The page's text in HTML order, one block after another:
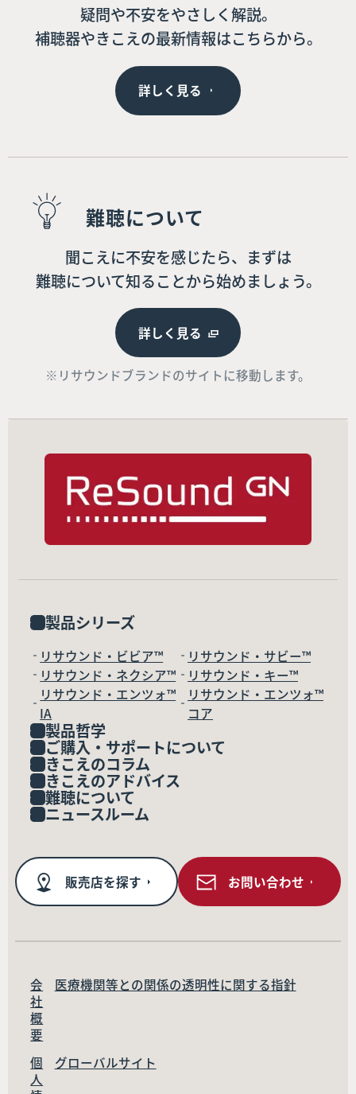
疑問や不安をやさしく解説。
補聴器やきこえの最新情報はこちらから。
詳しく見る
難聴について
聞こえに不安を感じたら、まずは
難聴について知ることから始めましょう。
詳しく見る
※リサウンドブランドのサイトに移動します。
製品シリーズ
リサウンド・ビビア™
リサウンド・サビー™
リサウンド・ネクシア™
リサウンド・キー™
リサウンド・エンツォ™
IA
リサウンド・エンツォ™
コア
製品哲学
ご購入・サポートについて
きこえのコラム
きこえのアドバイス
難聴について
ニュースルーム
販売店を探す お問い合わせ
会
社
概
要
医療機関等との関係の透明性に関する指針
個
人
グローバルサイト